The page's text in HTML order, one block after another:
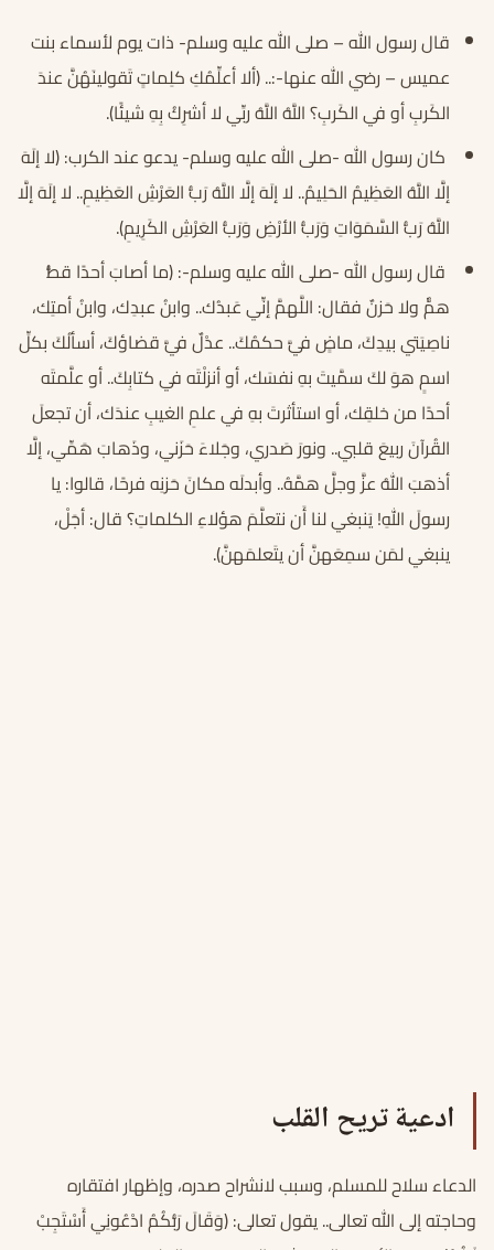
قال رسول الله – صلى الله عليه وسلم- ذات يوم لأسماء بنت
عميس – رضي الله عنها-:.. (ألا أعلِّمُكِ كلِماتٍ تَقولينَهُنَّ عندَ
الكَربِ أو في الكَربِ؟ اللَّهُ اللَّهُ ربِّي لا أشرِكُ بِهِ شيئًا).
كان رسول الله -صلى الله عليه وسلم- يدعو عند الكرب: (لا إلَهَ
إلَّا اللَّهُ العَظِيمُ الحَلِيمُ.. لا إلَهَ إلَّا اللَّهُ رَبُّ العَرْشِ العَظِيمِ.. لا إلَهَ إلَّا
اللَّهُ رَبُّ السَّمَوَاتِ وَرَبُّ الأرْضِ وَرَبُّ العَرْشِ الكَرِيمِ).
قال رسول الله -صلى الله عليه وسلم-: (ما أصابَ أحدًا قطُّ
همٌّ ولا حَزنٌ فقال: اللَّهمَّ إنِّي عَبدُك.. وابنُ عبدِك، وابنُ أمتِك،
ناصِيَتي بيدِكَ، ماضٍ فيَّ حكمُكَ.. عدْلٌ فيَّ قضاؤكَ، أسألُكَ بكلِّ
اسمٍ هوَ لكَ سمَّيتَ بهِ نفسَك، أو أنزلْتَه في كتابِكَ.. أو علَّمتَه
أحدًا من خلقِك، أو استأثرتَ بهِ في علمِ الغيبِ عندَك، أن تجعلَ
القُرآنَ ربيعَ قلبي.. ونورَ صَدري، وجَلاءَ حَزَني، وذَهابَ هَمِّي، إلَّا
أذهبَ اللهُ عزَّ وجلَّ همَّهُ.. وأبدلَه مكانَ حَزنِه فرحًا، قالوا: يا
رسولَ اللهِ! يَنبغي لنا أَن نتعلَّمَ هؤلاءِ الكلماتِ؟ قال: أجَلْ،
ينبغي لمَن سمِعَهنَّ أن يتَعلمَهنَّ).
ادعية تريح القلب
الدعاء سلاح للمسلم، وسبب لانشراح صدره، وإظهار افتقاره
وحاجته إلى الله تعالى.. يقول تعالى: (وَقَالَ رَبُّكُمُ ادْعُونِي أَسْتَجِبْ